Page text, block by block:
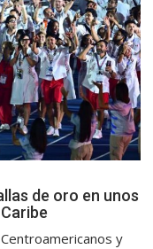
de oro en unos
y